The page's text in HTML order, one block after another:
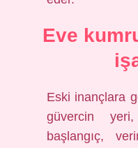
Eve
Eski inançlara
güvercin
başlangıç,